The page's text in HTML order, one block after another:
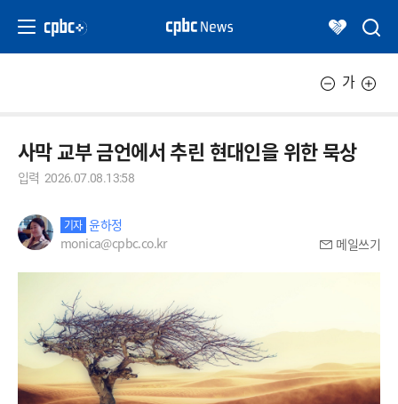
가
사막 교부 금언에서 추린 현대인을 위한 묵상
입력 2026.07.08.13:58
기자 윤하정
monica@cpbc.co.kr
메일쓰기